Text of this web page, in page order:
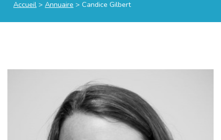
Accueil > Annuaire > Candice Gilbert